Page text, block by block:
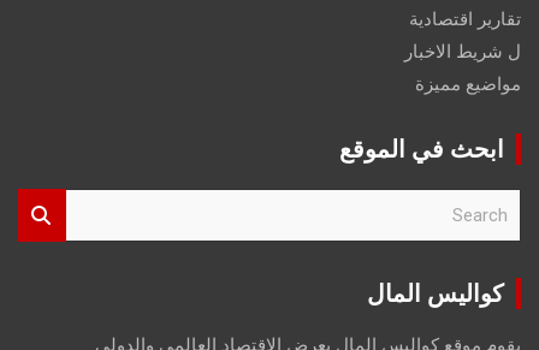
تقارير اقتصادية
ل شريط الاخبار
مواضيع مميزة
ابحث في الموقع
r
كواليس المال
يقوم موقع كواليس المال بعرض الاقتصاد العالمي والدولي